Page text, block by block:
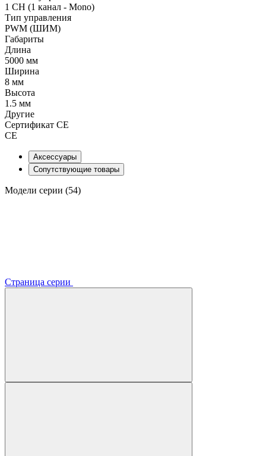
1 CH (1 канал - Mono)
Тип управления
PWM (ШИМ)
Габариты
Длина
5000 мм
Ширина
8 мм
Высота
1.5 мм
Другие
Сертификат CE
CE
Аксессуары
Сопутствующие товары
Модели серии (54)
Страница серии